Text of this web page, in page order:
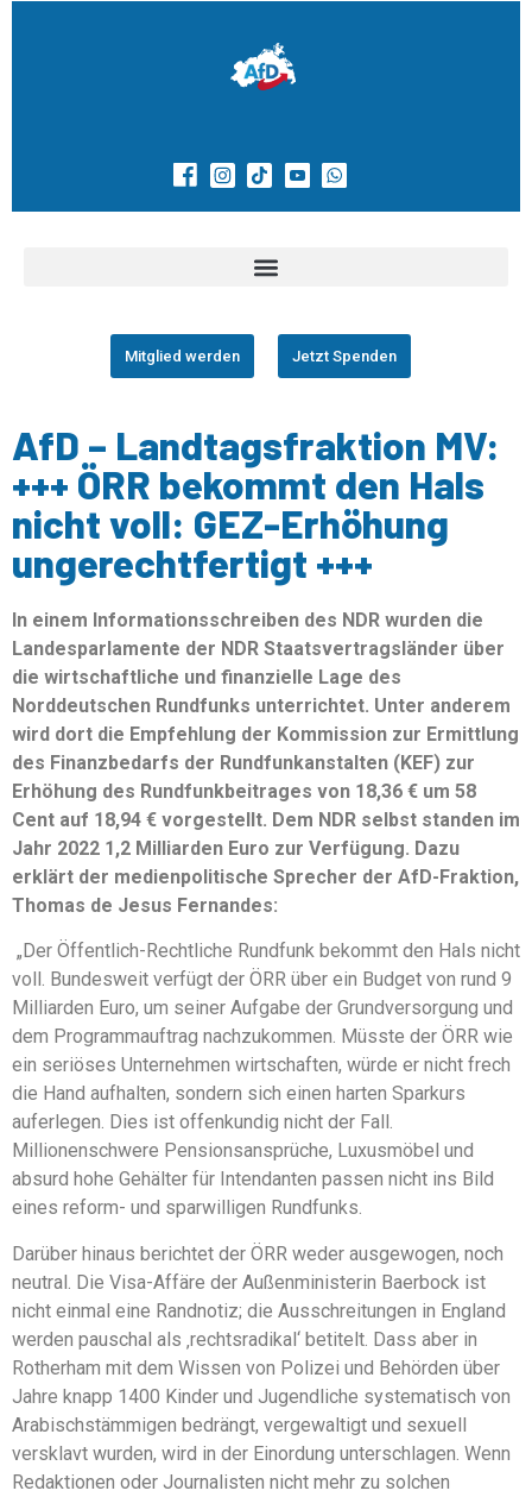
Mitglied werden Jetzt Spenden
AfD – Landtagsfraktion MV:
+++ ÖRR bekommt den Hals
nicht voll: GEZ-Erhöhung
ungerechtfertigt +++
In einem Informationsschreiben des NDR wurden die
Landesparlamente der NDR Staatsvertragsländer über
die wirtschaftliche und finanzielle Lage des
Norddeutschen Rundfunks unterrichtet. Unter anderem
wird dort die Empfehlung der Kommission zur Ermittlung
des Finanzbedarfs der Rundfunkanstalten (KEF) zur
Erhöhung des Rundfunkbeitrages von 18,36 € um 58
Cent auf 18,94 € vorgestellt. Dem NDR selbst standen im
Jahr 2022 1,2 Milliarden Euro zur Verfügung. Dazu
erklärt der medienpolitische Sprecher der AfD-Fraktion,
Thomas de Jesus Fernandes:
„Der Öffentlich-Rechtliche Rundfunk bekommt den Hals nicht
voll. Bundesweit verfügt der ÖRR über ein Budget von rund 9
Milliarden Euro, um seiner Aufgabe der Grundversorgung und
dem Programmauftrag nachzukommen. Müsste der ÖRR wie
ein seriöses Unternehmen wirtschaften, würde er nicht frech
die Hand aufhalten, sondern sich einen harten Sparkurs
auferlegen. Dies ist offenkundig nicht der Fall.
Millionenschwere Pensionsansprüche, Luxusmöbel und
absurd hohe Gehälter für Intendanten passen nicht ins Bild
eines reform- und sparwilligen Rundfunks.
Darüber hinaus berichtet der ÖRR weder ausgewogen, noch
neutral. Die Visa-Affäre der Außenministerin Baerbock ist
nicht einmal eine Randnotiz; die Ausschreitungen in England
werden pauschal als ‚rechtsradikal‘ betitelt. Dass aber in
Rotherham mit dem Wissen von Polizei und Behörden über
Jahre knapp 1400 Kinder und Jugendliche systematisch von
Arabischstämmigen bedrängt, vergewaltigt und sexuell
versklavt wurden, wird in der Einordung unterschlagen. Wenn
Redaktionen oder Journalisten nicht mehr zu solchen